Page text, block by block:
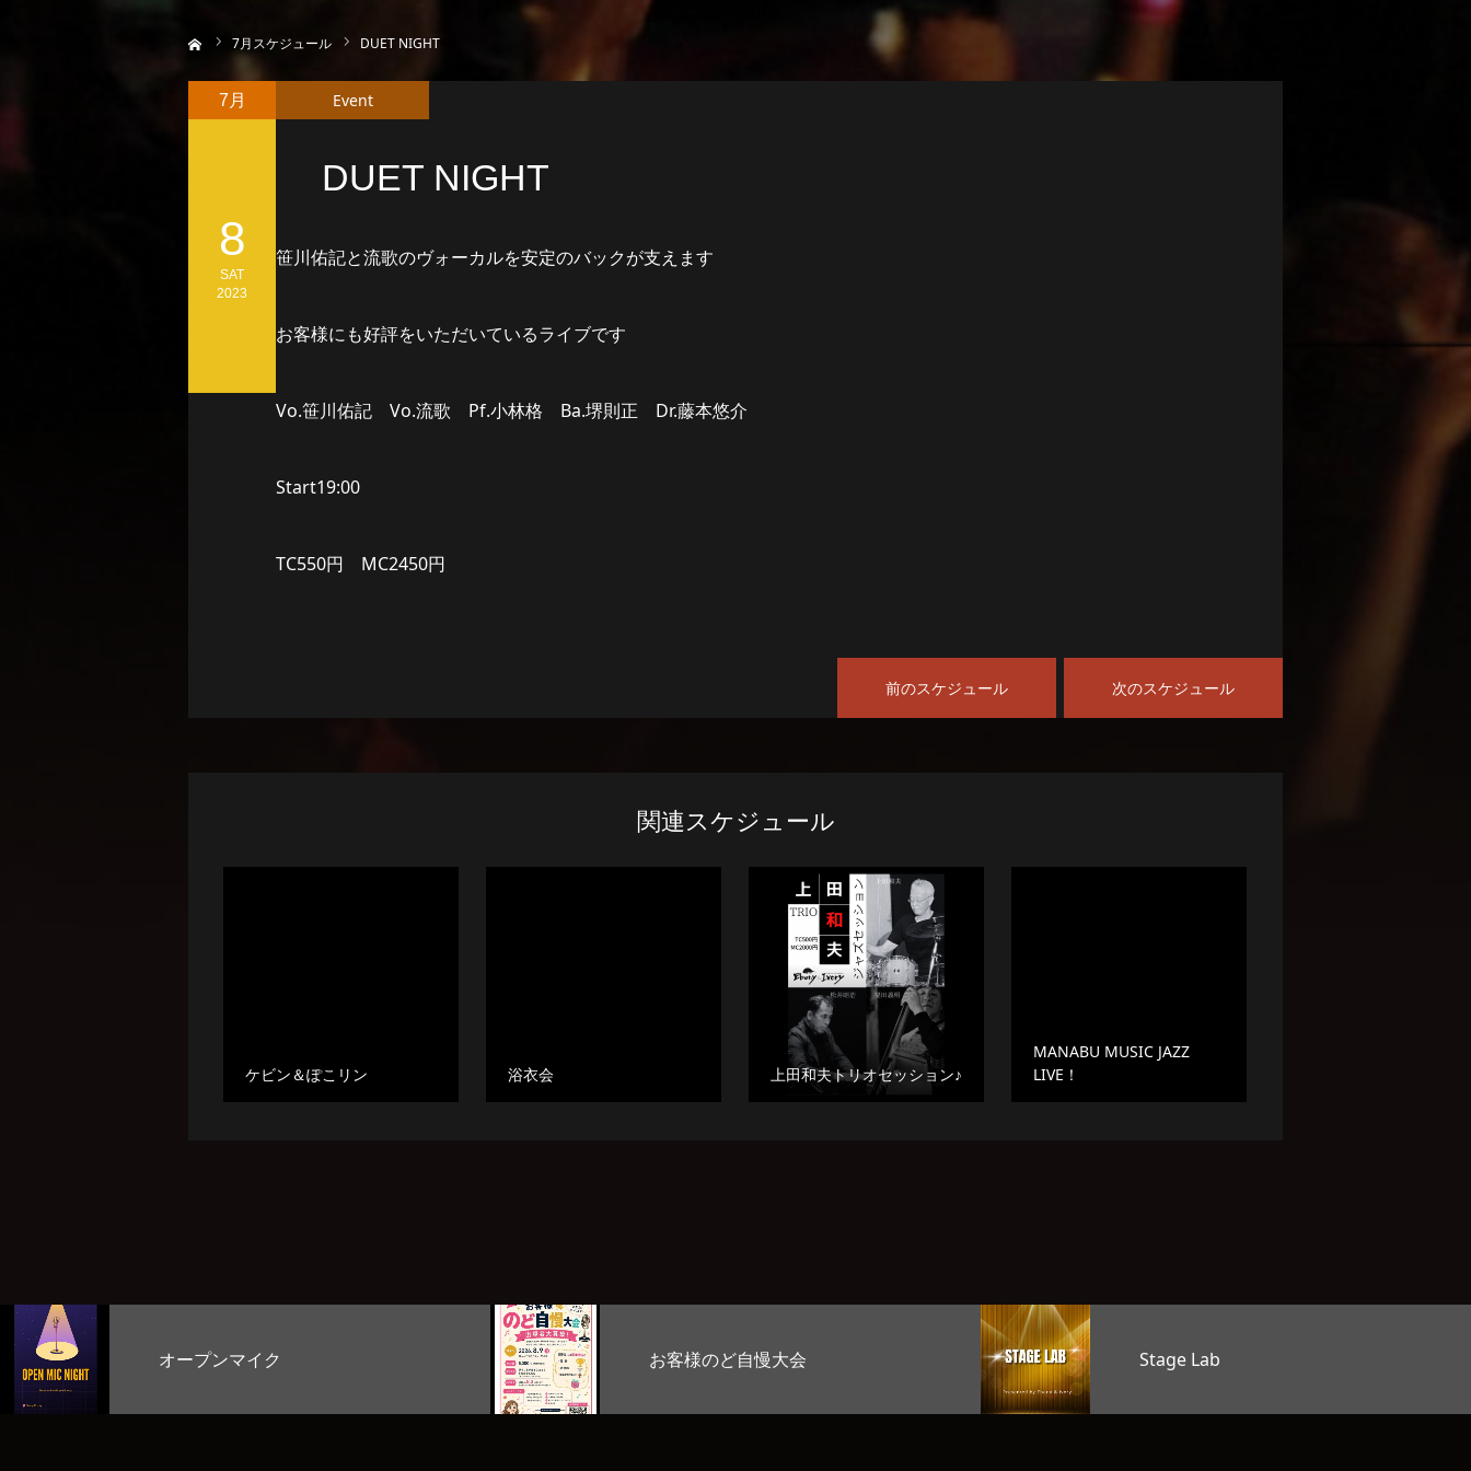
7月スケジュール DUET NIGHT
DUET NIGHT
7月
8
SAT
2023
Event
笹川佑記と流歌のヴォーカルを安定のバックが支えます
お客様にも好評をいただいているライブです
Vo.笹川佑記 Vo.流歌 Pf.小林格 Ba.堺則正 Dr.藤本悠介
Start19:00
TC550円 MC2450円
前のスケジュール 次のスケジュール
関連スケジュール
ケビン＆ぽこリン 浴衣会 上田和夫トリオセッション♪
MANABU MUSIC JAZZ
LIVE！
お客様のど自慢大会